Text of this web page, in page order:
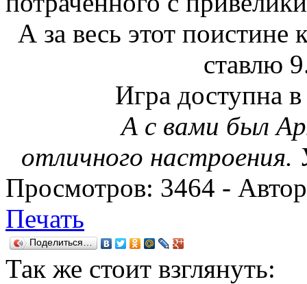
А за весь этот
ставлю
Игра доступна
А с вами был
отличного настроения.
Просмотров: 3464 -
Печать
Поделиться…
Так же стоит взглянуть: